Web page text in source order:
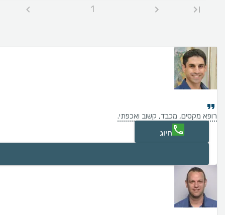
1
רופא מקסים, מכבד, קשוב ואכפתי.
חיוג